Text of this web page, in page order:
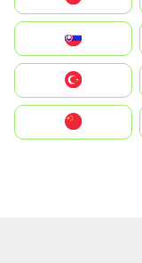
United States
中國香港特別行政區